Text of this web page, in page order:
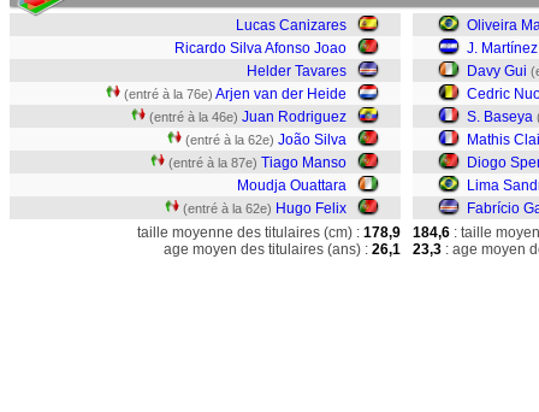
Lucas Canizares
Ricardo Silva Afonso Joao
Helder Tavares
(entré à la 76e) Arjen van der Heide
(entré à la 46e) Juan Rodriguez
(entré à la 62e) João Silva
(entré à la 87e) Tiago Manso
Moudja Ouattara
(entré à la 62e) Hugo Felix
Oliveira
J. Martínez
Davy Gui
Cedric
S. Baseya
Mathis
Diogo
Lima
Fabrício
taille moyenne des titulaires (cm) : 178,9
age moyen des titulaires (ans) : 26,1
184,6 : taille
23,3 : age moyen